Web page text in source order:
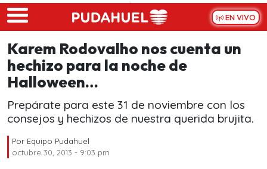
Skip to main content
EN VIVO
Karem Rodovalho nos cuenta un
hechizo para la noche de
Halloween…
Prepárate para este 31 de noviembre con los
consejos y hechizos de nuestra querida brujita.
Por Equipo Pudahuel
octubre 30, 2013 - 9:03 pm